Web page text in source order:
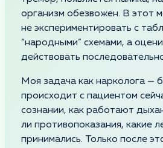
организм обезвожен. В этот
не экспериментировать с
“народными” схемами, а
действовать
Моя задача как нарколога —
происходит с пациентом
сознании, как работают
ли противопоказания, какие
принимались. Только после